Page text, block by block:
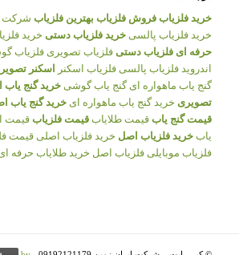
خرید فلزیاب فروش فلزیاب بهترین فلزیاب شرکت
خرید فلزیاب پالسی خرید فلزیاب دستی خرید
حرفه ای فلزیاب دستی فلزیاب تصویری فلزیاب
اندروید فلزیاب پالسی فلزیاب اسکنر اسکنر
گنج یاب ماهواره ای گنج یاب گوشی خرید گنج یاب
تصویری خرید گنج یاب ماهواره ای خرید گنج یاب
قیمت گنج یاب قیمت طلایاب قیمت فلزیاب قیمت
یاب خرید فلزیاب اصل خرید فلزیاب اصلی قیمت
فلزیاب موبایلی فلزیاب اصل خرید طلایاب حرفه